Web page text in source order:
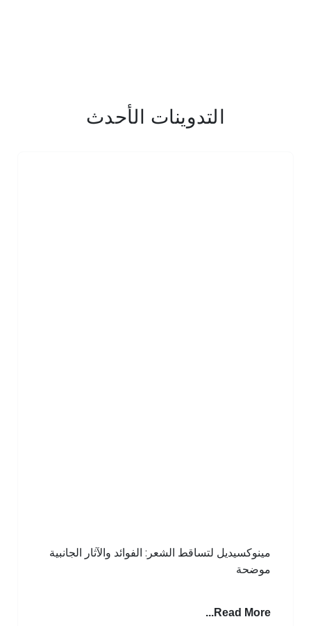
التدوينات الأحدث
لتساقط الشعر: الفوائد والآثار الجانبية
Read